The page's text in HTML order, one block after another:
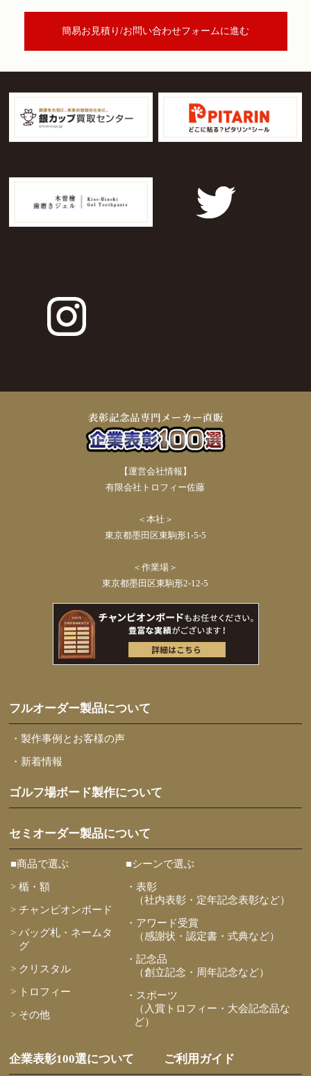
簡易お見積り/お問い合わせフォームに進む
【運営会社情報】
有限会社トロフィー佐藤
＜本社＞
東京都墨田区東駒形1-5-5
＜作業場＞
東京都墨田区東駒形2-12-5
フルオーダー製品について
・製作事例とお客様の声
・新着情報
ゴルフ場ボード製作について
セミオーダー製品について
■商品で選ぶ
> 楯・額
> チャンピオンボード
> バッグ札・ネームタ
グ
> クリスタル
> トロフィー
> その他
■シーンで選ぶ
・表彰
（社内表彰・定年記念表彰など）
・アワード受賞
（感謝状・認定書・式典など）
・記念品
（創立記念・周年記念など）
・スポーツ
（入賞トロフィー・大会記念品な
ど）
企業表彰100選について ご利用ガイド